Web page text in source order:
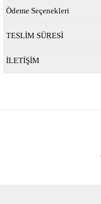
Ödeme Seçenekleri
TESLİM SÜRESİ
İLETİŞİM